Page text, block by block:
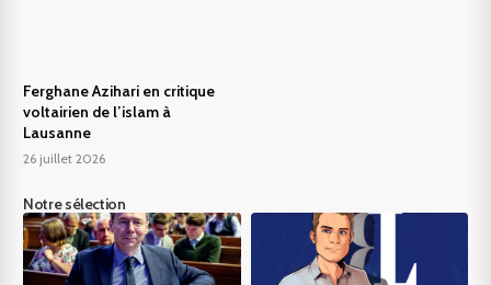
Ferghane Azihari en critique
voltairien de l’islam à
Lausanne
26 juillet 2026
Notre sélection